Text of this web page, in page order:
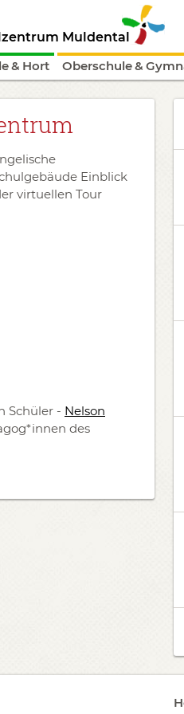
Muldental
& Hort Oberschule &
Einblick
virtuellen Tour
Schüler - Nelson
des